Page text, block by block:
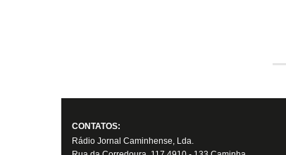
CONTATOS:
Rádio Jornal Caminhense, Lda.